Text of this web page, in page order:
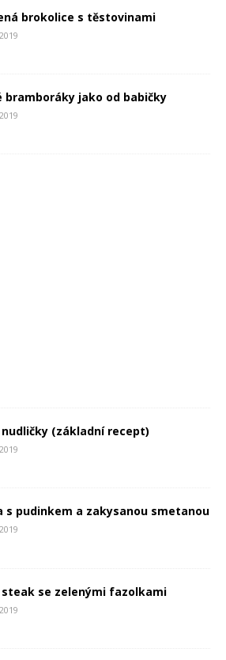
brokolice s těstovinami
bramboráky jako od babičky
nudličky (základní recept)
s pudinkem a zakysanou smetanou
steak se zelenými fazolkami